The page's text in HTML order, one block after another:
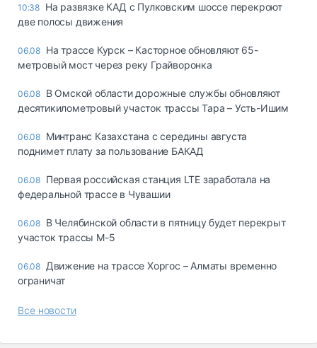
10:38 На развязке КАД с Пулковским шоссе перекроют
две полосы движения
06.08 На трассе Курск – Касторное обновляют 65-
метровый мост через реку Грайворонка
06.08 В Омской области дорожные службы обновляют
десятикилометровый участок трассы Тара – Усть-Ишим
06.08 Минтранс Казахстана с середины августа
поднимет плату за пользование БАКАД
06.08 Первая российская станция LTE заработала на
федеральной трассе в Чувашии
06.08 В Челябинской области в пятницу будет перекрыт
участок трассы М-5
06.08 Движение на трассе Хоргос – Алматы временно
ограничат
Все новости